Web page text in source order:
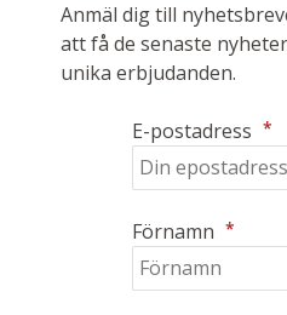
Anmäl dig till
att få de senaste
unika erbjudanden.
E-postadress *
Förnamn *